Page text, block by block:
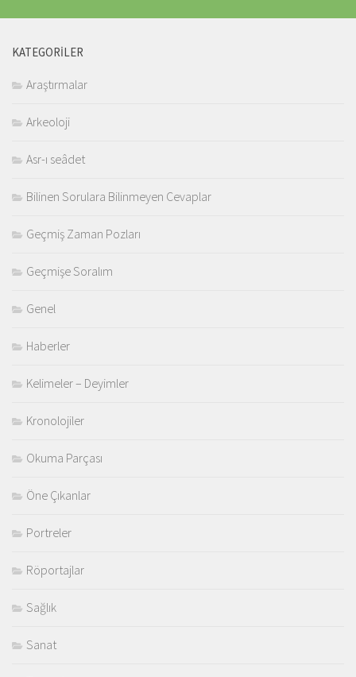
KATEGORILER
Araştırmalar
Arkeoloji
Asr-ı seâdet
Bilinen Sorulara Bilinmeyen Cevaplar
Geçmiş Zaman Pozları
Geçmişe Soralım
Genel
Haberler
Kelimeler – Deyimler
Kronolojiler
Okuma Parçası
Öne Çıkanlar
Portreler
Röportajlar
Sağlık
Sanat